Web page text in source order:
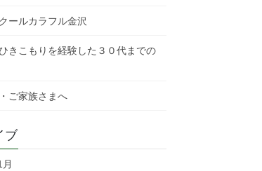
ールカラフル金沢
きこもりを経験した３０代までの
ご家族さまへ
ブ